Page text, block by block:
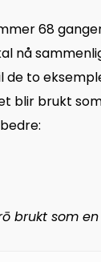
68
nå
to
blir brukt
brukt som